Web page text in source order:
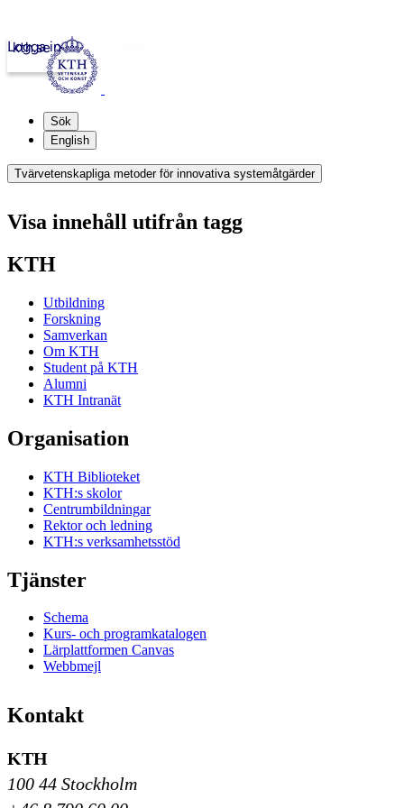
kth.se
Logga in
Sök
English
Tvärvetenskapliga metoder för innovativa systemåtgärder
Visa innehåll utifrån tagg
KTH
Utbildning
Forskning
Samverkan
Om KTH
Student på KTH
Alumni
KTH Intranät
Organisation
KTH Biblioteket
KTH:s skolor
Centrumbildningar
Rektor och ledning
KTH:s verksamhetsstöd
Tjänster
Schema
Kurs- och programkatalogen
Lärplattformen Canvas
Webbmejl
Kontakt
KTH
100 44 Stockholm